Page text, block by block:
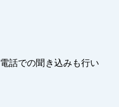
話での聞き込みも行い